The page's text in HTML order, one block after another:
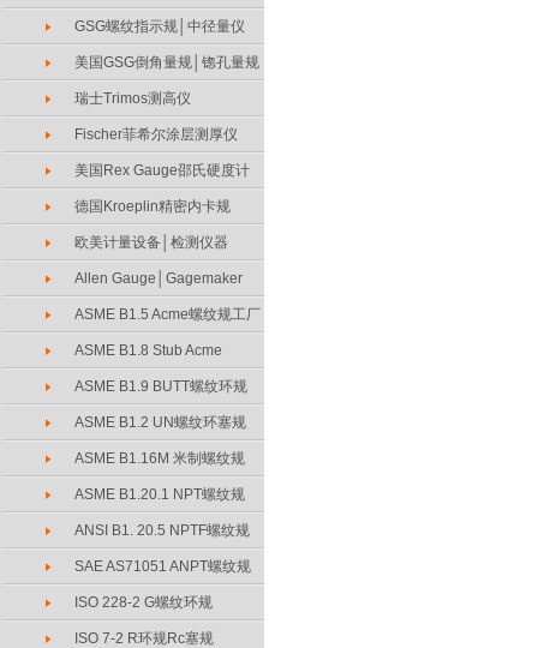
GSG螺纹指示规│中径量仪
美国GSG倒角量规│锪孔量规
瑞士Trimos测高仪
Fischer菲希尔涂层测厚仪
美国Rex Gauge邵氏硬度计
德国Kroeplin精密内卡规
欧美计量设备│检测仪器
Allen Gauge│Gagemaker
ASME B1.5 Acme螺纹规工厂
ASME B1.8 Stub Acme
ASME B1.9 BUTT螺纹环规
ASME B1.2 UN螺纹环塞规
ASME B1.16M 米制螺纹规
ASME B1.20.1 NPT螺纹规
ANSI B1. 20.5 NPTF螺纹规
SAE AS71051 ANPT螺纹规
ISO 228-2 G螺纹环规
ISO 7-2 R环规Rc塞规